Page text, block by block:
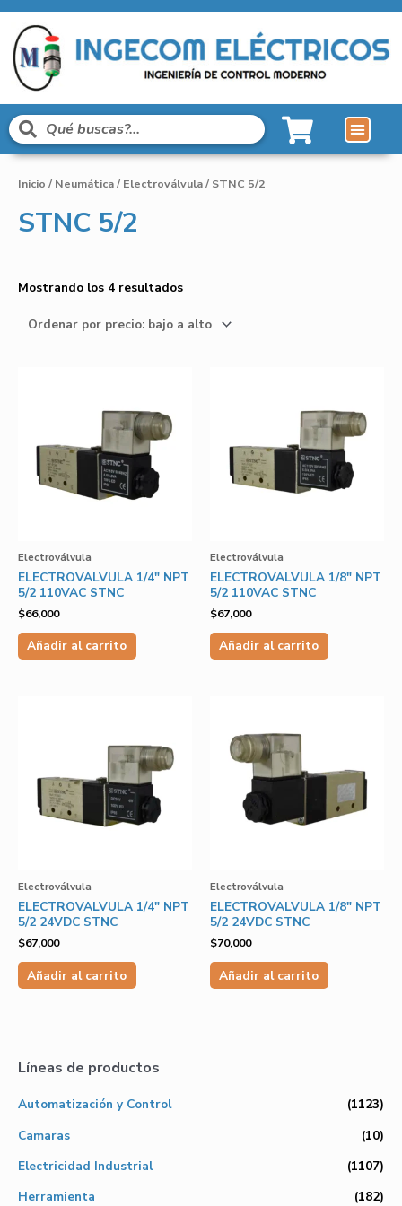
Líneas de productos
Automatización y Control
(1123)
Camaras
(10)
Electricidad Industrial
(1107)
Herramienta
(182)
Inicio / Neumática/ Electroválvula/ STNC 5/2
STNC 5/2
Mostrando los 4 resultados
Electroválvula
ELECTROVALVULA 1/4″ NPT
5/2 110VAC STNC
$66,000
Añadir al carrito
Electroválvula
ELECTROVALVULA 1/8″ NPT
5/2 110VAC STNC
$67,000
Añadir al carrito
Electroválvula
ELECTROVALVULA 1/4″ NPT
5/2 24VDC STNC
$67,000
Añadir al carrito
Electroválvula
ELECTROVALVULA 1/8″ NPT
5/2 24VDC STNC
$70,000
Añadir al carrito